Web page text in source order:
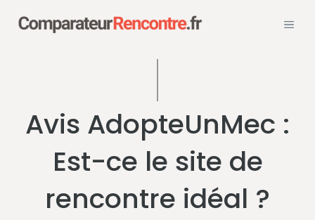
Aller
Avis AdopteUnMec :
Est-ce le site de
rencontre idéal ?